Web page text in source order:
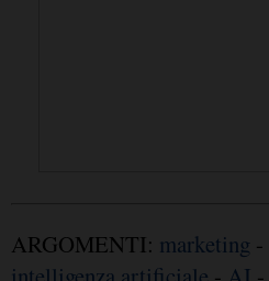
ARGOMENTI: marketing -